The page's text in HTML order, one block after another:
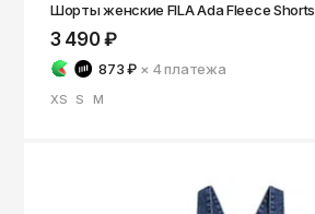
Шорты женские FILA Ada Fleece Shorts
3 490 ₽
873 ₽ × 4платежа
XS S M